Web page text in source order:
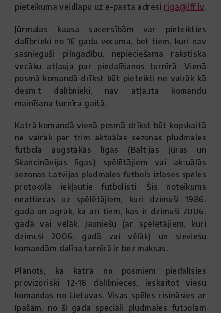
pieteikuma veidlapu uz e-pasta adresi riga@lff.lv.
Jūrmalas kausa sacensībām var pieteikties
dalībnieki no 16 gadu vecuma, bet tiem, kuri nav
sasnieguši pilngadību, nepieciešama rakstiska
vecāku atļauja par piedalīšanos turnīrā. Vienā
posmā komandā drīkst būt pieteikti ne vairāk kā
desmit dalībnieki, nav atļauta komandu
mainīšana turnīra gaitā.
Katrā komandā vienā posmā drīkst būt kopskaitā
ne vairāk par trim aktuālās sezonas pludmales
futbola augstākās līgas (Baltijas jūras un
Skandināvijas līgas) spēlētājiem vai aktuālās
sezonas Latvijas pludmales futbola izlases spēles
protokolā iekļautie futbolisti. Šis noteikums
neattiecas uz spēlētājiem, kuri dzimuši 1986.
gadā un agrāk, kā arī tiem, kas ir dzimuši 2006.
gadā vai vēlāk. Jauniešu (ar spēlētājiem, kuri
dzimuši 2006. gadā vai vēlāk) un sieviešu
komandām dalība turnīrā ir bez maksas.
Plānots, ka katrā no posmiem piedalīsies
provizoriski 12-16 dalībnieces, ieskaitot viesu
komandas no Lietuvas. Visas spēles risināsies ar
īpašām, no šī gada speciāli pludmales futbolam